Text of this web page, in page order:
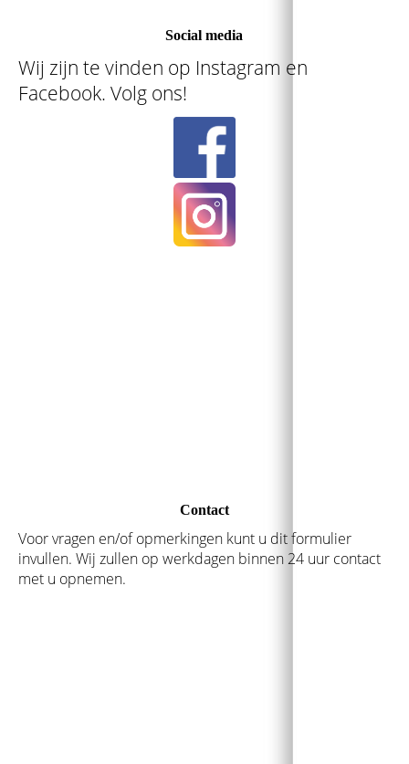
Social media
Wij zijn te vinden op Instagram en
Facebook. Volg ons!
Contact
Voor vragen en/of opmerkingen kunt u dit formulier
invullen. Wij zullen op werkdagen binnen 24 uur contact
met u opnemen.